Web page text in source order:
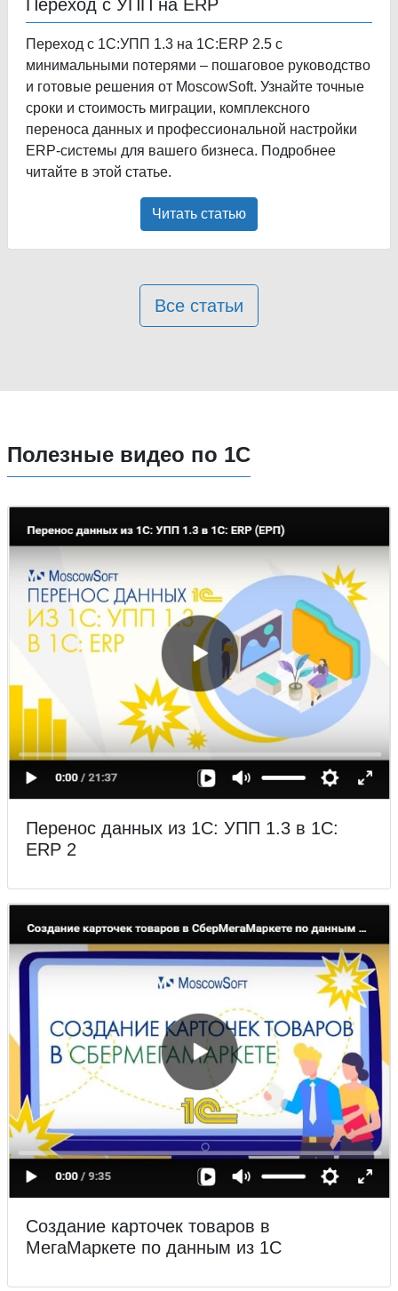
Переход с УПП на ERP
Переход с 1С:УПП 1.3 на 1С:ERP 2.5 с
минимальными потерями – пошаговое руководство
и готовые решения от MoscowSoft. Узнайте точные
сроки и стоимость миграции, комплексного
переноса данных и профессиональной настройки
ERP-системы для вашего бизнеса. Подробнее
читайте в этой статье.
Читать статью
Все статьи
Полезные видео по 1С
Перенос данных из 1С: УПП 1.3 в 1С:
ERP 2
Создание карточек товаров в
МегаМаркете по данным из 1С